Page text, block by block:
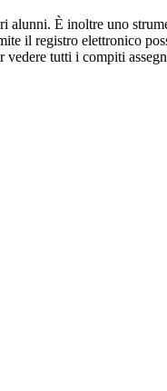
alunni. È inoltre uno
il registro elettronico
tutti i compiti